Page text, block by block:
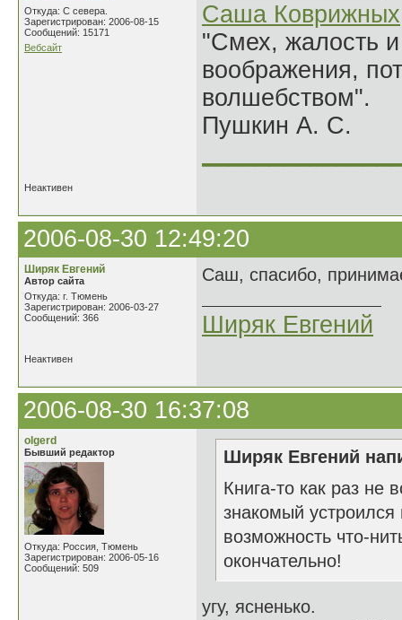
Откуда: С севера.
Зарегистрирован: 2006-08-15
Сообщений: 15171
Вебсайт
Саша Коврижных
"Смех, жалость
воображения,
волшебством".
Пушкин А. С.
Неактивен
2006-08-30 12:49:20
Ширяк Евгений
Автор сайта
Откуда: г. Тюмень
Зарегистрирован: 2006-03-27
Сообщений: 366
Саш, спасибо,
Ширяк Евгений
Неактивен
2006-08-30 16:37:08
olgerd
Бывший редактор
Откуда: Россия, Тюмень
Зарегистрирован: 2006-05-16
Сообщений: 509
Ширяк Евгений
Книга-то как раз не
знакомый устроился
возможность что-
окончательно!
угу, ясненько.